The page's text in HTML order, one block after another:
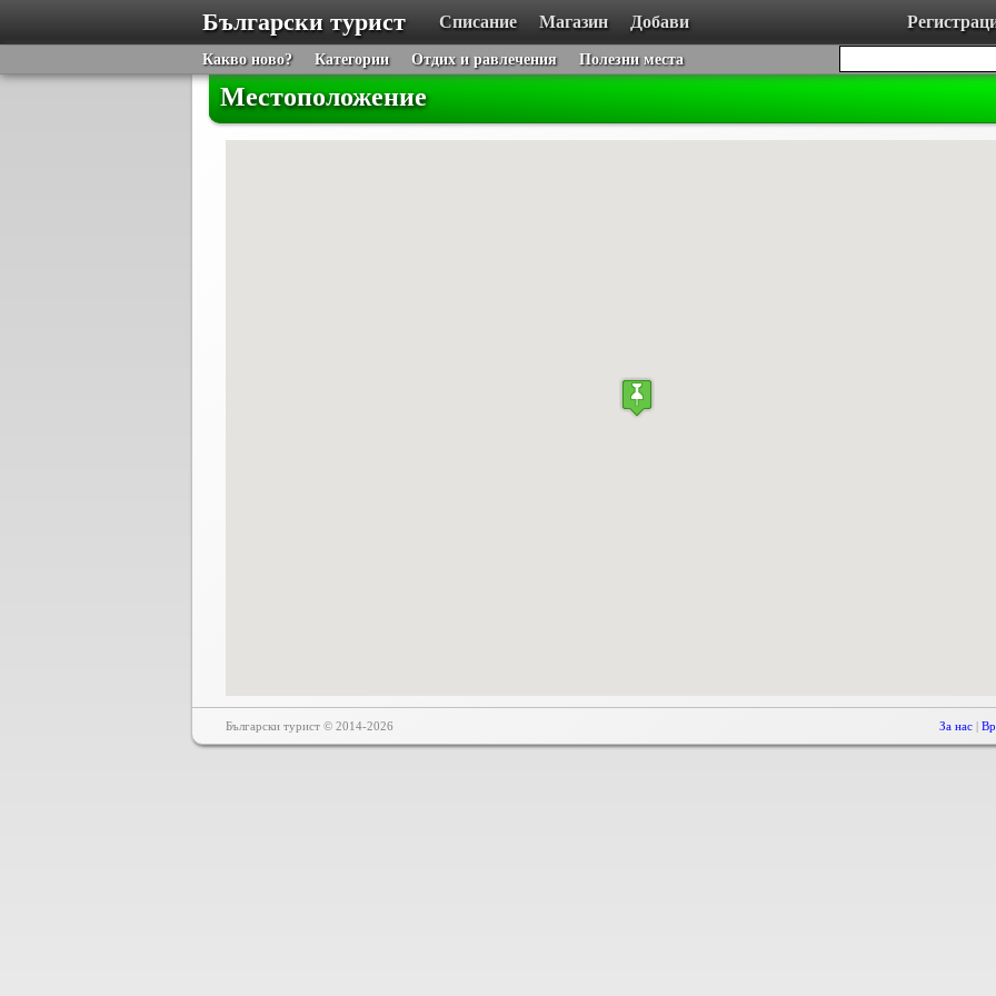
Български турист Списание Магазин Добави
Какво ново? Категории Отдих и равлечения Полезни места
Местоположение
Български турист © 2014-2026 За нас |